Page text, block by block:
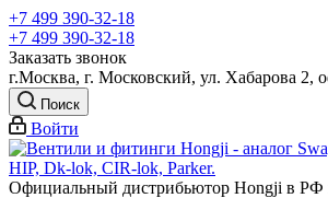
+7 499 390-32-18
+7 499 390-32-18
Заказать звонок
г.Москва, г. Московский, ул. Хабарова 2,
Поиск
Войти
Официальный дистрибьютор Hongji в